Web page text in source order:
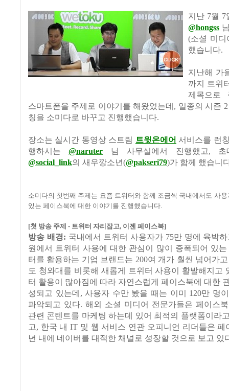
지난 7월 7
@hongss
(소셜 미디
했습니다.
지난해 가
까지 트위
제목으로
스마트폰을 주제로 이야기를 해왔었는데 , 일종의 시즌
칭을 소미다로 바꾸고 진행했습니다.
장소는 실시간 동영상 스트림 트윗온에어 서비스를 런
행하시는
@naruter 님 사무실에서 진행했고,
@social_link의 새우깡소년(@pakseri79)가 함께 했습니
소미다의 첫번째 주제는 요즘 트위터와 함께 조금씩 국내에서도 사
있는 페이스북에 대한 이야기를 진행했습니다
[첫 방송 주제 - 트위터 자리잡고, 이젠 페이스북]
방송 배경: 국내에서 트위터 사용자가 75만 명에 육박
원에서 트위터 사용에 대한 관심이 많이 증폭되어 있
터를 활용하는 기업 브랜드는 200여 개가 훨씬 넘어가
도 청와대를 비롯해 새롭게 트위터 사용이 활발해지고
터 활용이 많아짐에 따라 자연스럽게 페이스북에 대한
성되고 있는데 , 사용자 수만 봤을 때는 이미 120만 명
파악되고 있다. 해외 소셜 미디어 전문가들은 페이스
관련 콘텐트를 마케팅 하는데 있어 최적의 플랫폼이라
고, 한국 내 IT 및 웹 서비스 연관 오피니언 리더들은 페
년 내에 네이버를 대적한 채널로 성장할 것으로 보고 있